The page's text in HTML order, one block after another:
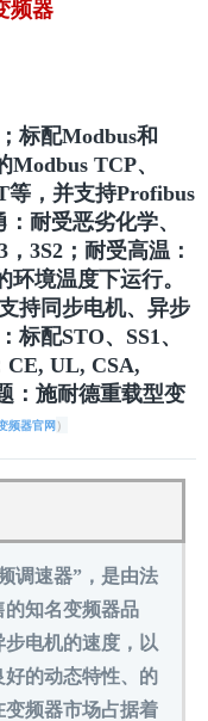
频器
标配Modbus和
TCP、
，并支持Profibus
耐受恶劣化学、
3S2；耐受高温：
环境温度下运行。
持同步电机、异步
配STO、SS1、
CE, UL, CSA,
：施耐德重载型变
频器官网 ）
调速器”，是由法
的知名变频器品
电机的速度，以
的动态特性、的
频器市场占据着